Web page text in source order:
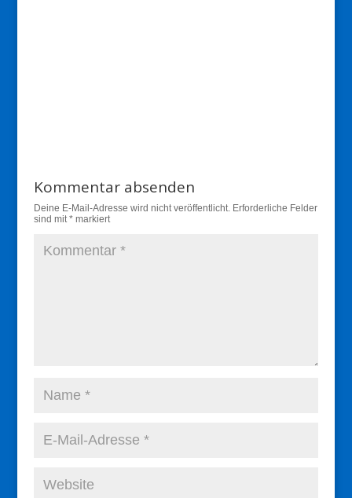
Kommentar absenden
Deine E-Mail-Adresse wird nicht veröffentlicht. Erforderliche Felder
sind mit*markiert